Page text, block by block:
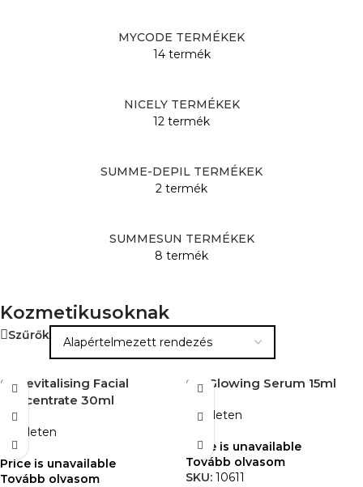
MYCODE TERMÉKEK
14 termék
NICELY TERMÉKEK
12 termék
SUMME-DEPIL TERMÉKEK
2 termék
SUMMESUN TERMÉKEK
8 termék
Kozmetikusoknak
Szűrők
01 Revitalising Facial
Concentrate 30ml
Készleten
Price is unavailable
Tovább olvasom
011 Glowing Serum 15ml
Készleten
Price is unavailable
Tovább olvasom
SKU: 10611